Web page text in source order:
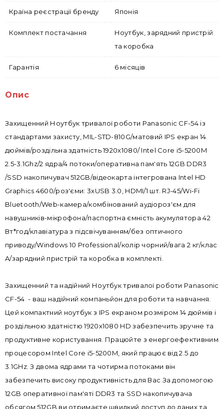
Країна реєстрації бренду Японія
Комплект постачання
Ноутбук, зарядний пристрій
та коробка
Гарантія 6 місяців
Опис
Захищенний Ноутбук тривалої роботи Panasonic CF-54 із
стандартами захисту, MIL-STD-810G/матовий IPS екран 14
дюймів/роздільна здатність 1920x1080/ Intel Core i5-5200M
2.5-3.1Ghz/2 ядра/4 потоки/оперативна пам'ять 12GB DDR3
/SSD накопичувач 512GB/відеокарта інтегрована Intel HD
Graphics 4600/роз'єми: 3xUSB 3.0, HDMI/1 шт. RJ-45/Wi-Fi
Bluetooth/Web-камера/комбінований аудіороз'єм для
навушників-мікрофона/паспортна ємність акумулятора 42
Вт*год/клавіатура з підсвічуванням/без оптичного
приводу/Windows 10 Professional/колір чорний/вага 2 кг/клас
A/зарядний пристрій та коробка в комплекті.
Захищенний та надійний Ноутбук тривалої роботи Panasonic
CF-54 - ваш надійний компаньйон для роботи та навчання.
Цей компактний ноутбук з IPS екраном розміром 14 дюймів і
роздільною здатністю 1920x1080 HD забезпечить зручне та
продуктивне користування. Працюйте з енергоефективним
процесором Intel Core i5-5200M, який працює від 2.5 до
3.1GHz. З двома ядрами та чотирма потоками він
забезпечить високу продуктивність для Вас За допомогою
12GB оперативної пам'яті DDR3 та SSD накопичувача
обсягом 512GB ви отримаєте швидкий доступ до даних та